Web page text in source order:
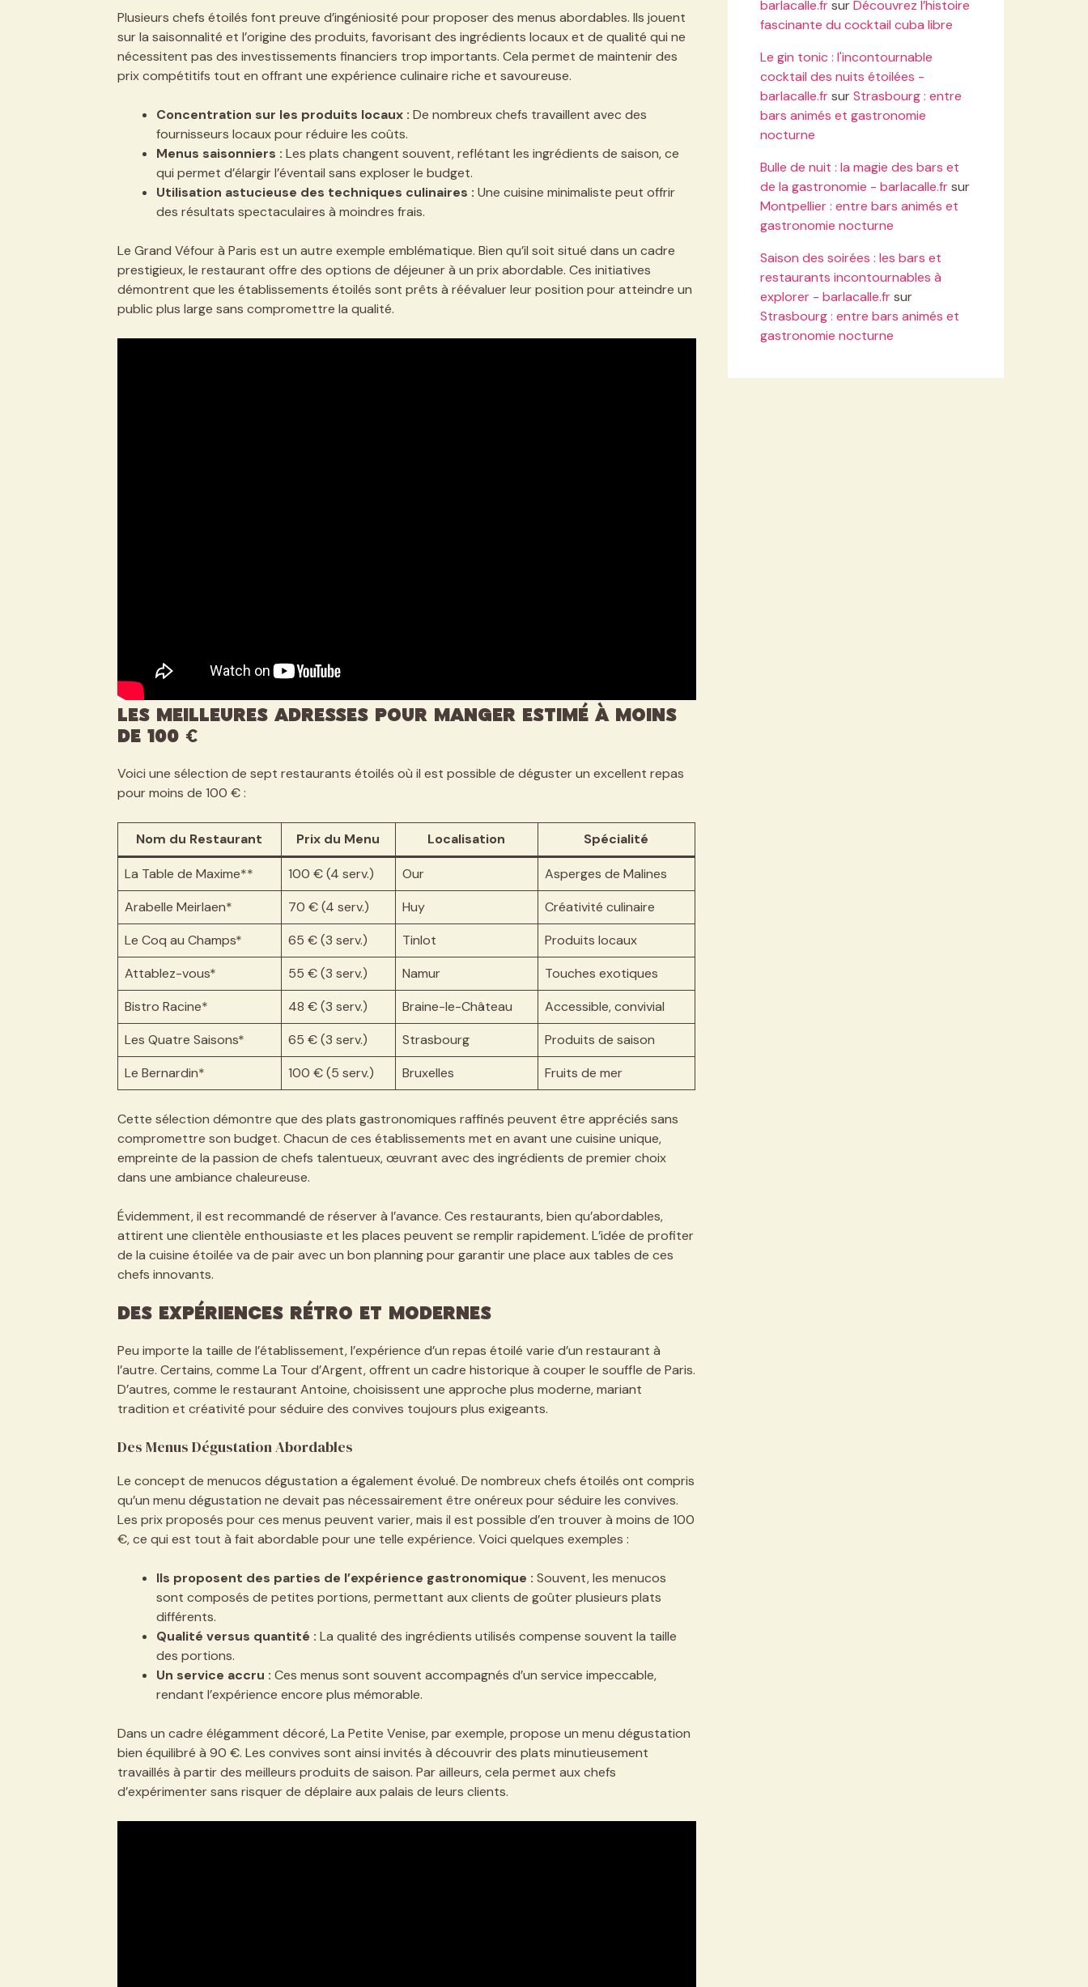
Plusieurs chefs étoilés font preuve d’ingéniosité pour proposer des menus abordables. Ils jouent
sur la saisonnalité et l’origine des produits, favorisant des ingrédients locaux et de qualité qui ne
nécessitent pas des investissements financiers trop importants. Cela permet de maintenir des
prix compétitifs tout en offrant une expérience culinaire riche et savoureuse.
Concentration sur les produits locaux : De nombreux chefs travaillent avec des
fournisseurs locaux pour réduire les coûts.
Menus saisonniers : Les plats changent souvent, reflétant les ingrédients de saison, ce
qui permet d’élargir l’éventail sans exploser le budget.
Utilisation astucieuse des techniques culinaires : Une cuisine minimaliste peut offrir
des résultats spectaculaires à moindres frais.
Le Grand Véfour à Paris est un autre exemple emblématique. Bien qu’il soit situé dans un cadre
prestigieux, le restaurant offre des options de déjeuner à un prix abordable. Ces initiatives
démontrent que les établissements étoilés sont prêts à réévaluer leur position pour atteindre un
public plus large sans compromettre la qualité.
Les Meilleures Adresses Pour Manger Estimé à Moins
de 100 €
Voici une sélection de sept restaurants étoilés où il est possible de déguster un excellent repas
pour moins de 100 € :
Nom du Restaurant Prix du Menu Localisation Spécialité
La Table de Maxime** 100 € (4 serv.) Our
Asperges de Malines
Arabelle Meirlaen*
70 € (4 serv.) Huy
Créativité culinaire
Le Coq au Champs*
65 € (3 serv.) Tinlot
Produits locaux
Attablez-vous*
55 € (3 serv.) Namur
Touches exotiques
Bistro Racine*
48 € (3 serv.) Braine-le-Château
Accessible, convivial
Les Quatre Saisons*
65 € (3 serv.) Strasbourg
Produits de saison
Le Bernardin*
100 € (5 serv.) Bruxelles Fruits de mer
Cette sélection démontre que des plats gastronomiques raffinés peuvent être appréciés sans
compromettre son budget. Chacun de ces établissements met en avant une cuisine unique,
empreinte de la passion de chefs talentueux, œuvrant avec des ingrédients de premier choix
dans une ambiance chaleureuse.
Évidemment, il est recommandé de réserver à l’avance. Ces restaurants, bien qu’abordables,
attirent une clientèle enthousiaste et les places peuvent se remplir rapidement. L’idée de profiter
de la cuisine étoilée va de pair avec un bon planning pour garantir une place aux tables de ces
chefs innovants.
Des Expériences Rétro et Modernes
Peu importe la taille de l’établissement, l’expérience d’un repas étoilé varie d’un restaurant à
l’autre. Certains, comme La Tour d’Argent, offrent un cadre historique à couper le souffle de Paris.
D’autres, comme le restaurant Antoine, choisissent une approche plus moderne, mariant
tradition et créativité pour séduire des convives toujours plus exigeants.
Des Menus Dégustation Abordables
Le concept de menucos dégustation a également évolué. De nombreux chefs étoilés ont compris
qu’un menu dégustation ne devait pas nécessairement être onéreux pour séduire les convives.
Les prix proposés pour ces menus peuvent varier, mais il est possible d’en trouver à moins de 100
€, ce qui est tout à fait abordable pour une telle expérience. Voici quelques exemples :
Ils proposent des parties de l’expérience gastronomique : Souvent, les menucos
sont composés de petites portions, permettant aux clients de goûter plusieurs plats
différents.
Qualité versus quantité : La qualité des ingrédients utilisés compense souvent la taille
des portions.
Un service accru : Ces menus sont souvent accompagnés d’un service impeccable,
rendant l’expérience encore plus mémorable.
Dans un cadre élégamment décoré, La Petite Venise, par exemple, propose un menu dégustation
bien équilibré à 90 €. Les convives sont ainsi invités à découvrir des plats minutieusement
travaillés à partir des meilleurs produits de saison. Par ailleurs, cela permet aux chefs
d’expérimenter sans risquer de déplaire aux palais de leurs clients.
barlacalle.frsurDécouvrez l’histoire
fascinante du cocktail cuba libre
Le gin tonic : l'incontournable
cocktail des nuits étoilées -
barlacalle.frsurStrasbourg : entre
bars animés et gastronomie
nocturne
Bulle de nuit : la magie des bars et
de la gastronomie - barlacalle.frsur
Montpellier : entre bars animés et
gastronomie nocturne
Saison des soirées : les bars et
restaurants incontournables à
explorer - barlacalle.frsur
Strasbourg : entre bars animés et
gastronomie nocturne